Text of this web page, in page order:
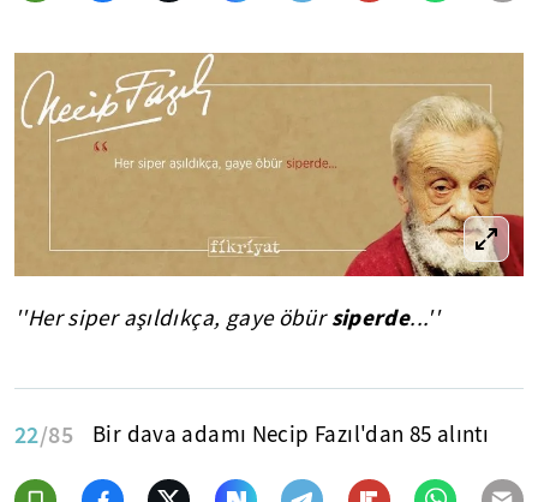
''Her siper aşıldıkça, gaye öbürsiperde...''
22/85 Bir dava adamı Necip Fazıl'dan 85 alıntı